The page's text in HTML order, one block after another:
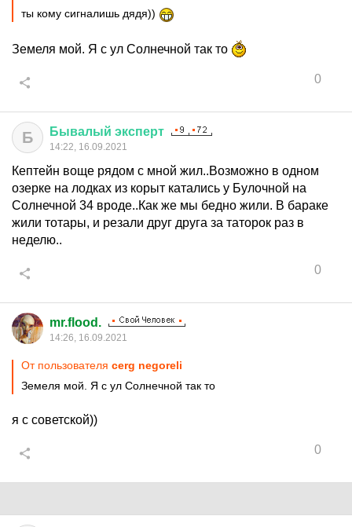
ты кому сигналишь дядя))
Земеля мой. Я с ул Солнечной так то
0
Б Бывалый эксперт
14:22, 16.09.2021
Кептейн воще рядом с мной жил..Возможно в одном
озерке на лодках из корыт катались у Булочной на
Солнечной 34 вроде..Как же мы бедно жили. В бараке
жили тотары, и резали друг друга за таторок раз в
неделю..
0
mr.flood.
14:26, 16.09.2021
От пользователя cerg negoreli
Земеля мой. Я с ул Солнечной так то
я с советской))
0